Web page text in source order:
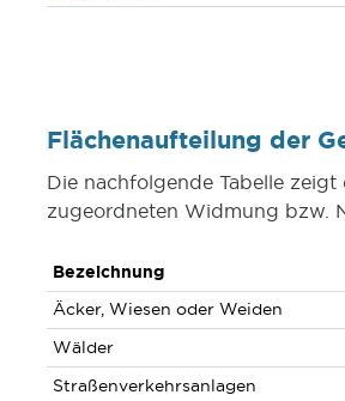
Flächenaufteilung der
Die nachfolgende Tabelle
zugeordneten Widmung bzw.
Bezeichnung
Äcker, Wiesen oder Weiden
Wälder
Straßenverkehrsanlagen